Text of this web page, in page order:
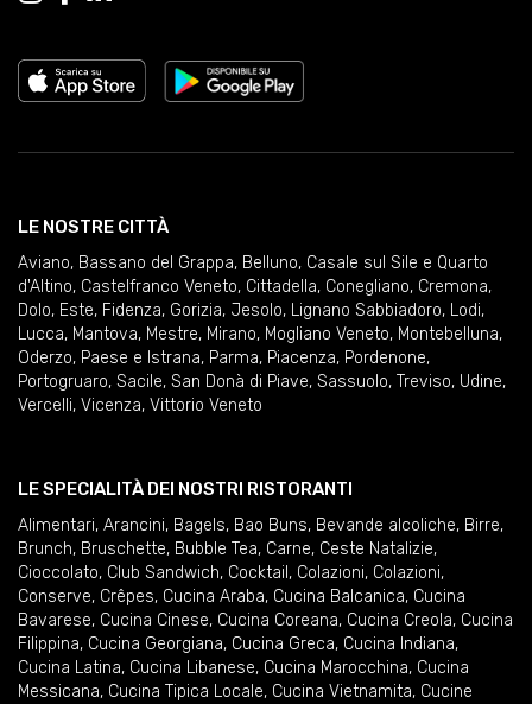
LE NOSTRE CITTÀ
Aviano, Bassano del Grappa, Belluno, Casale sul Sile e Quarto
d'Altino, Castelfranco Veneto, Cittadella, Conegliano, Cremona,
Dolo, Este, Fidenza, Gorizia, Jesolo, Lignano Sabbiadoro, Lodi,
Lucca, Mantova, Mestre, Mirano, Mogliano Veneto, Montebelluna,
Oderzo, Paese e Istrana, Parma, Piacenza, Pordenone,
Portogruaro, Sacile, San Donà di Piave, Sassuolo, Treviso, Udine,
Vercelli, Vicenza, Vittorio Veneto
LE SPECIALITÀ DEI NOSTRI RISTORANTI
Alimentari, Arancini, Bagels, Bao Buns, Bevande alcoliche, Birre,
Brunch, Bruschette, Bubble Tea, Carne, Ceste Natalizie,
Cioccolato, Club Sandwich, Cocktail , Colazioni, Colazioni,
Conserve, Crêpes, Cucina Araba, Cucina Balcanica, Cucina
Bavarese, Cucina Cinese, Cucina Coreana, Cucina Creola, Cucina
Filippina, Cucina Georgiana, Cucina Greca, Cucina Indiana,
Cucina Latina, Cucina Libanese, Cucina Marocchina, Cucina
Messicana, Cucina Tipica Locale, Cucina Vietnamita, Cucine